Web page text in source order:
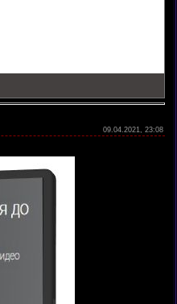
09.04.2021, 23:08